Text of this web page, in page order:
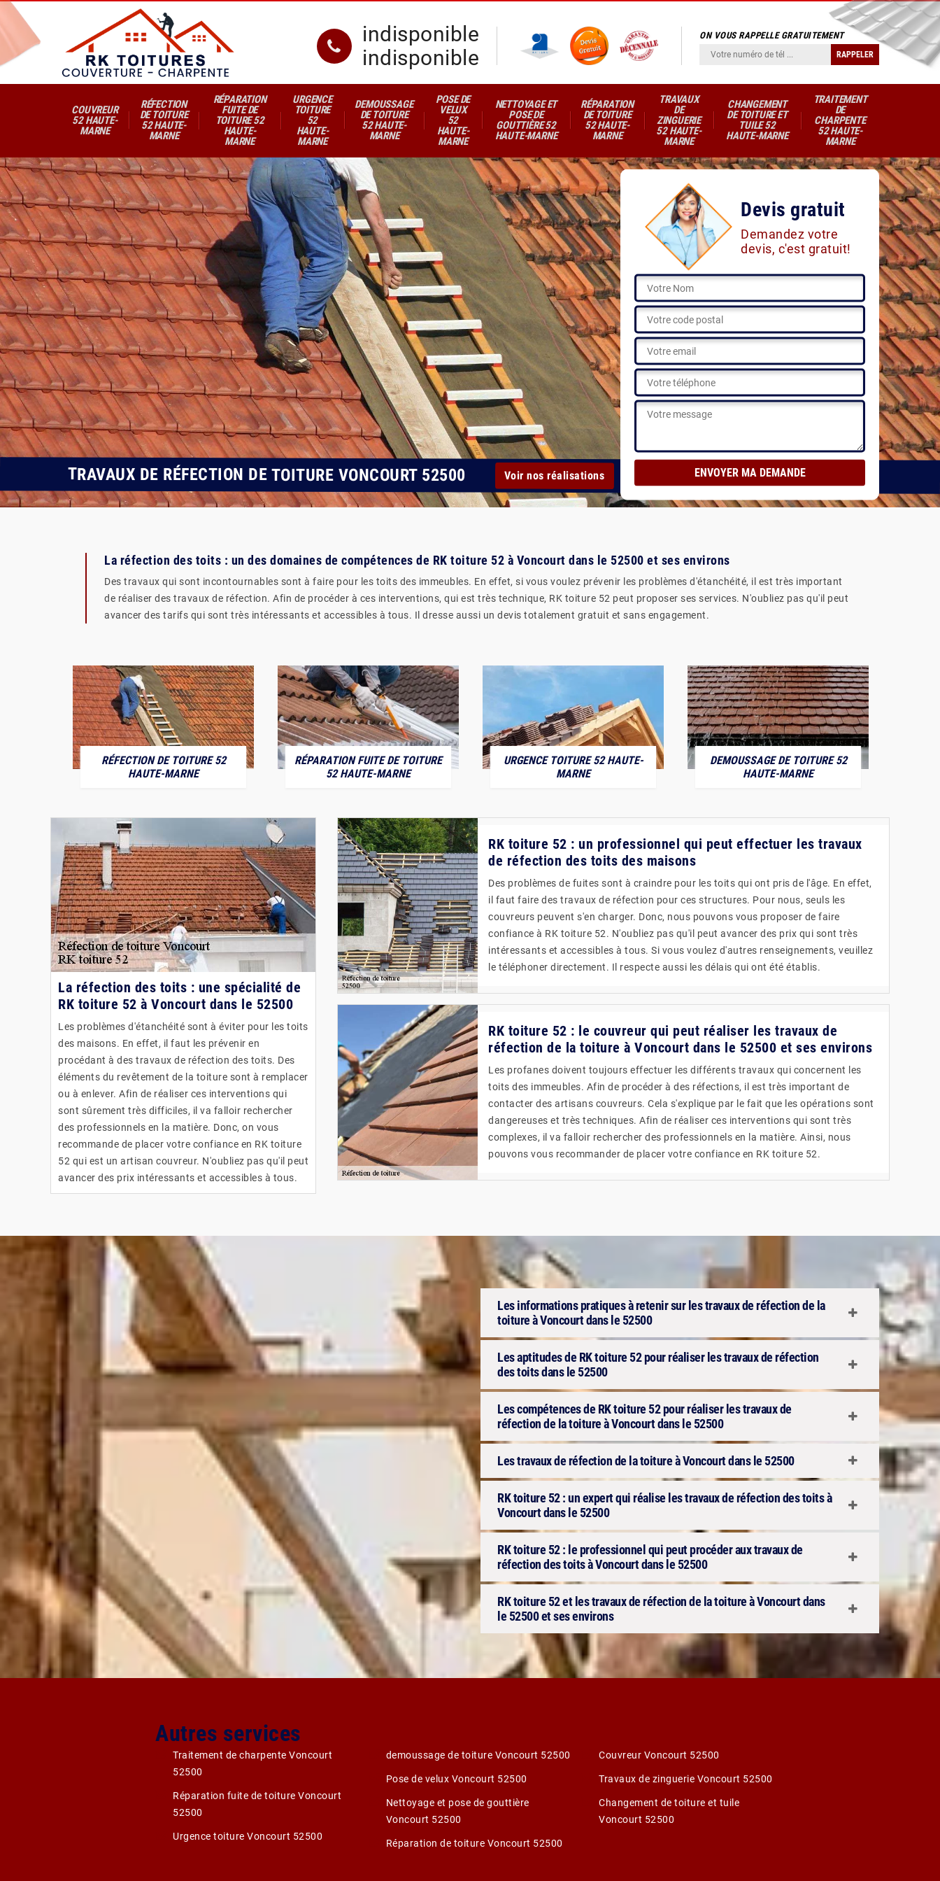
indisponible
indisponible
ON VOUS RAPPELLE GRATUITEMENT
COUVREUR
52 HAUTE-
MARNE
RÉFECTION
DE TOITURE
52 HAUTE-
MARNE
RÉPARATION
FUITE DE
TOITURE 52
HAUTE-
MARNE
URGENCE
TOITURE
52
HAUTE-
MARNE
DEMOUSSAGE
DE TOITURE
52 HAUTE-
MARNE
POSE DE
VELUX
52
HAUTE-
MARNE
NETTOYAGE ET
POSE DE
GOUTTIÈRE 52
HAUTE-MARNE
RÉPARATION
DE TOITURE
52 HAUTE-
MARNE
TRAVAUX
DE
ZINGUERIE
52 HAUTE-
MARNE
CHANGEMENT
DE TOITURE ET
TUILE 52
HAUTE-MARNE
TRAITEMENT
DE
CHARPENTE
52 HAUTE-
MARNE
Devis gratuit
Demandez votre
devis, c'est gratuit!
TRAVAUX DE RÉFECTION DE TOITURE VONCOURT 52500 Voir nos réalisations
La réfection des toits : un des domaines de compétences de RK toiture 52 à Voncourt dans le 52500 et ses environs
Des travaux qui sont incontournables sont à faire pour les toits des immeubles. En effet, si vous voulez prévenir les problèmes d'étanchéité, il est très important
de réaliser des travaux de réfection. Afin de procéder à ces interventions, qui est très technique, RK toiture 52 peut proposer ses services. N'oubliez pas qu'il peut
avancer des tarifs qui sont très intéressants et accessibles à tous. Il dresse aussi un devis totalement gratuit et sans engagement.
RÉFECTION DE TOITURE 52
HAUTE-MARNE
RÉPARATION FUITE DE TOITURE
52 HAUTE-MARNE
URGENCE TOITURE 52 HAUTE-
MARNE
DEMOUSSAGE DE TOITURE 52
HAUTE-MARNE
La réfection des toits : une spécialité de
RK toiture 52 à Voncourt dans le 52500
Les problèmes d'étanchéité sont à éviter pour les toits
des maisons. En effet, il faut les prévenir en
procédant à des travaux de réfection des toits. Des
éléments du revêtement de la toiture sont à remplacer
ou à enlever. Afin de réaliser ces interventions qui
sont sûrement très difficiles, il va falloir rechercher
des professionnels en la matière. Donc, on vous
recommande de placer votre confiance en RK toiture
52 qui est un artisan couvreur. N'oubliez pas qu'il peut
avancer des prix intéressants et accessibles à tous.
RK toiture 52 : un professionnel qui peut effectuer les travaux
de réfection des toits des maisons
Des problèmes de fuites sont à craindre pour les toits qui ont pris de l'âge. En effet,
il faut faire des travaux de réfection pour ces structures. Pour nous, seuls les
couvreurs peuvent s'en charger. Donc, nous pouvons vous proposer de faire
confiance à RK toiture 52. N'oubliez pas qu'il peut avancer des prix qui sont très
intéressants et accessibles à tous. Si vous voulez d'autres renseignements, veuillez
le téléphoner directement. Il respecte aussi les délais qui ont été établis.
RK toiture 52 : le couvreur qui peut réaliser les travaux de
réfection de la toiture à Voncourt dans le 52500 et ses environs
Les profanes doivent toujours effectuer les différents travaux qui concernent les
toits des immeubles. Afin de procéder à des réfections, il est très important de
contacter des artisans couvreurs. Cela s'explique par le fait que les opérations sont
dangereuses et très techniques. Afin de réaliser ces interventions qui sont très
complexes, il va falloir rechercher des professionnels en la matière. Ainsi, nous
pouvons vous recommander de placer votre confiance en RK toiture 52.
Les informations pratiques à retenir sur les travaux de réfection de la
toiture à Voncourt dans le 52500
Les aptitudes de RK toiture 52 pour réaliser les travaux de réfection
des toits dans le 52500
Les compétences de RK toiture 52 pour réaliser les travaux de
réfection de la toiture à Voncourt dans le 52500
Les travaux de réfection de la toiture à Voncourt dans le 52500
RK toiture 52 : un expert qui réalise les travaux de réfection des toits à
Voncourt dans le 52500
RK toiture 52 : le professionnel qui peut procéder aux travaux de
réfection des toits à Voncourt dans le 52500
RK toiture 52 et les travaux de réfection de la toiture à Voncourt dans
le 52500 et ses environs
Autres services
Traitement de charpente Voncourt
52500
Réparation fuite de toiture Voncourt
52500
Urgence toiture Voncourt 52500
demoussage de toiture Voncourt 52500
Pose de velux Voncourt 52500
Nettoyage et pose de gouttière
Voncourt 52500
Réparation de toiture Voncourt 52500
Couvreur Voncourt 52500
Travaux de zinguerie Voncourt 52500
Changement de toiture et tuile
Voncourt 52500